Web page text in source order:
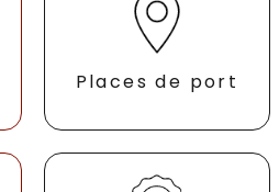
Places de port